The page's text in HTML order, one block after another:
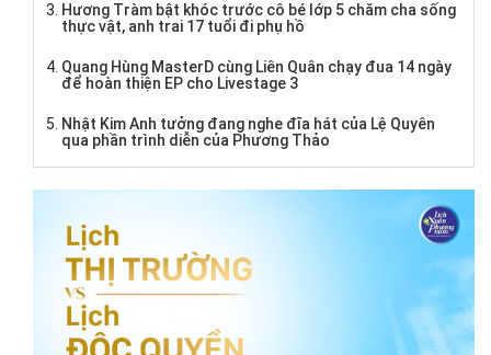
Hương Tràm bật khóc trước cô bé lớp 5 chăm cha sống
thực vật, anh trai 17 tuổi đi phụ hồ
Quang Hùng MasterD cùng Liên Quân chạy đua 14 ngày
để hoàn thiện EP cho Livestage 3
Nhật Kim Anh tưởng đang nghe đĩa hát của Lệ Quyên
qua phần trình diễn của Phương Thảo